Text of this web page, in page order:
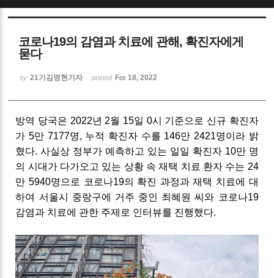
코로나19의 감염과 치료에 관해, 확진자에게
묻다
by 21기김명현기자 posted Feb 18, 2022
방역 당국은 2022년 2월 15일 0시 기준으로 신규 확진자
가 5만 7177명, 누적 확진자 수를 146만 2421명이라 밝
혔다. 사실상 정부가 예측하고 있는 일일 확진자 10만 명
의 시대가 다가오고 있는 상황 속 재택 치료 환자 수는 24
만 5940명으로 코로나19의 확진 과정과 재택 치료에 대
하여 서울시 중랑구에 거주 중인 최혜원 씨와 코로나19
감염과 치료에 관한 주제로 인터뷰를 진행했다.
Sketchbook5, 스케치북5
Sketchbook5, 스케치북5